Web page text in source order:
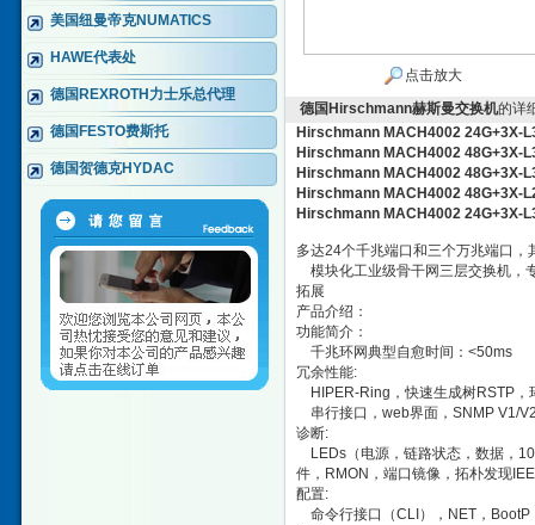
美国纽曼帝克NUMATICS
HAWE代表处
德国REXROTH力士乐总代理
德国FESTO费斯托
德国贺德克HYDAC
点击放大
德国Hirschmann赫斯曼交换机的详
Hirschmann MACH4002 24G+3X-
Hirschmann MACH4002 48G+3X-
Hirschmann MACH4002 48G+3X-
Hirschmann MACH4002 48G+3X-
Hirschmann MACH4002 24G+3X-
多达24个千兆端口和三个万兆端口
模块化工业级骨干网三层交换机，
拓展
产品介绍：
功能简介：
千兆环网典型自愈时间：<50ms
冗余性能:
HIPER-Ring，快速生成树RSTP，
串行接口，web界面，SNMP V1/
诊断:
LEDs（电源，链路状态，数据，
件，RMON，端口镜像，拓朴发现
配置:
命令行接口（CLI），NET，